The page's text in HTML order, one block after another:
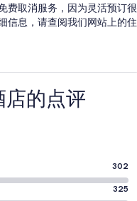
费取消服务，因为灵活预订很
信息，请查阅我们网站上的住
店的点评
302
325